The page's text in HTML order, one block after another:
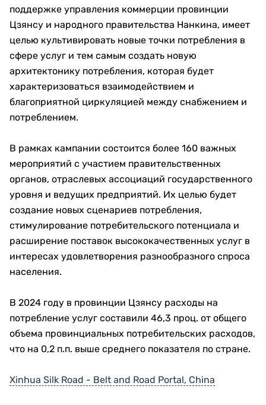
поддержке управления коммерции провинции
Цзянсу и народного правительства Нанкина, имеет
целью культивировать новые точки потребления в
сфере услуг и тем самым создать новую
архитектонику потребления, которая будет
характеризоваться взаимодействием и
благоприятной циркуляцией между снабжением и
потреблением.
В рамках кампании состоится более 160 важных
мероприятий с участием правительственных
органов, отраслевых ассоциаций государственного
уровня и ведущих предприятий. Их целью будет
создание новых сценариев потребления,
стимулирование потребительского потенциала и
расширение поставок высококачественных услуг в
интересах удовлетворения разнообразного спроса
населения.
В 2024 году в провинции Цзянсу расходы на
потребление услуг составили 46,3 проц. от общего
объема провинциальных потребительских расходов,
что на 0,2 п.п. выше среднего показателя по стране.
Xinhua Silk Road - Belt and Road Portal, China